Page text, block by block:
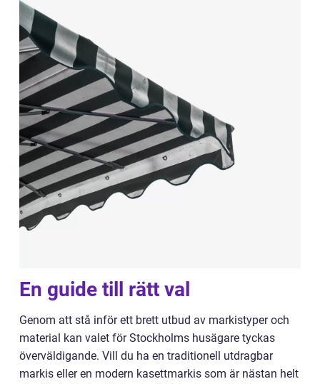
En guide till rätt val
Genom att stå inför ett brett utbud av markistyper och
material kan valet för Stockholms husägare tyckas
överväldigande. Vill du ha en traditionell utdragbar
markis eller en modern kasettmarkis som är nästan helt